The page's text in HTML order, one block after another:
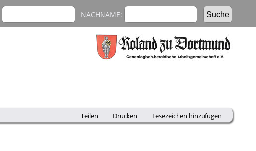
NACHNAME:
Teilen Drucken Lesezeichen hinzufügen